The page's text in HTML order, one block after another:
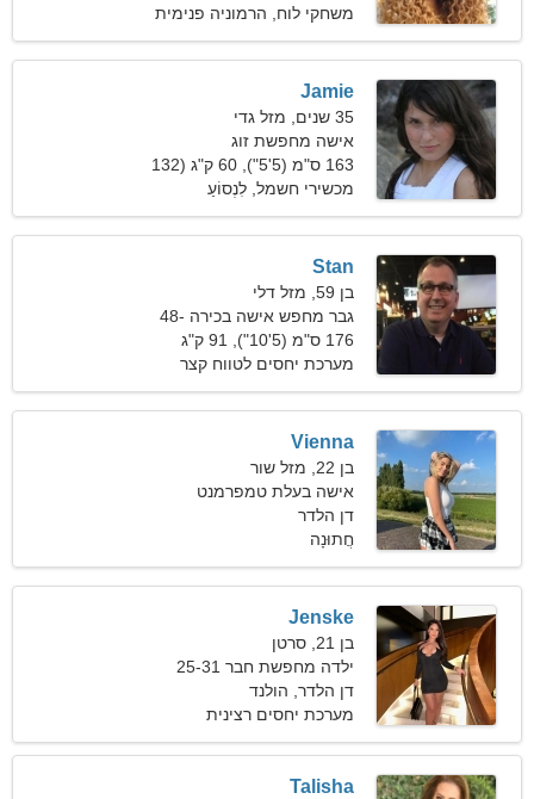
משחקי לוח, הרמוניה פנימית
Jamie
35 שנים, מזל גדי
אישה מחפשת זוג
163 ס"מ (5'5"), 60 ק"ג (132
פאונד)
מכשירי חשמל, לִנְסוֹעַ
Stan
בן 59, מזל דלי
גבר מחפש אישה בכירה 48-
54
176 ס"מ (5'10"), 91 ק"ג
(200 פאונד)
מערכת יחסים לטווח קצר
Vienna
בן 22, מזל שור
אישה בעלת טמפרמנט
מחפשת גבר
דן הלדר
חֲתוּנָה
Jenske
בן 21, סרטן
ילדה מחפשת חבר 25-31
דן הלדר, הולנד
מערכת יחסים רצינית
Talisha